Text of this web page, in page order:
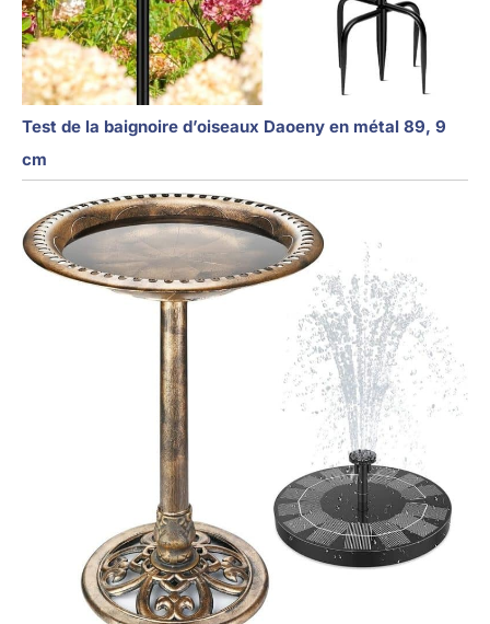
Test de la baignoire d’oiseaux Daoeny en métal 89, 9
cm